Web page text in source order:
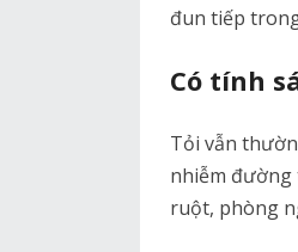
đun tiếp
Có tính
Tỏi vẫn
nhiễm đường
ruột, phòng